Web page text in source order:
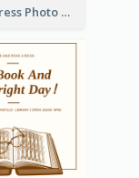
Purple Press Photo World Press Freedom Day Instagram Post